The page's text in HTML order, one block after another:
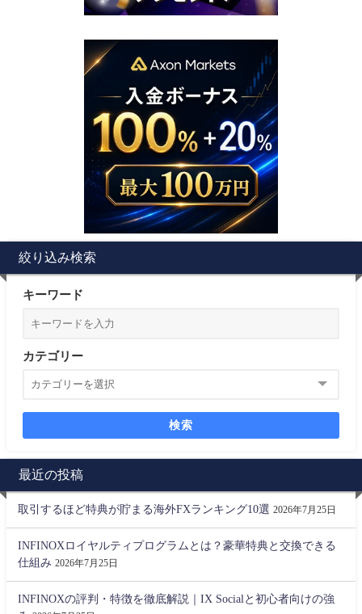
絞り込み検索
キーワード
カテゴリー
検索
最近の投稿
取引するほど特典が貯まる海外FXランキング10選 2026年7月25日
INFINOXロイヤルティプログラムとは？豪華特典と交換できる
仕組み 2026年7月25日
INFINOXの評判・特徴を徹底解説｜IX Socialと初心者向けの強